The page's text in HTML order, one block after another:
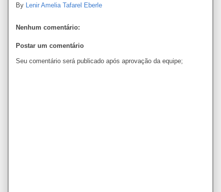
By Lenir Amelia Tafarel Eberle
Nenhum comentário:
Postar um comentário
Seu comentário será publicado após aprovação da equipe;